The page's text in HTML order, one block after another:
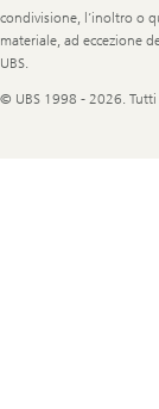
condivisione, l’inoltro o
materiale, ad eccezione
UBS.
© UBS 1998 - 2026.